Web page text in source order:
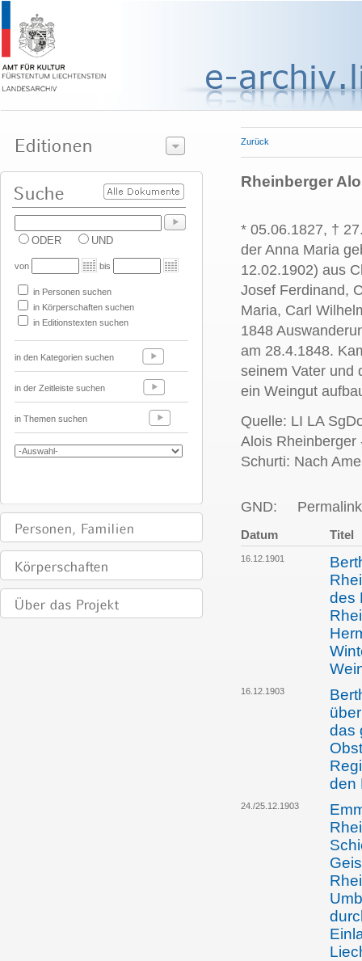
ODER UND
von bis
in Personen suchen
in Körperschaften suchen
in Editionstexten suchen
in den Kategorien suchen
in der Zeitleiste suchen
in Themen suchen
Zurück
Rheinberger
* 05.06.1827, †
der Anna Maria
12.02.1902) aus
Josef Ferdinand,
Maria, Carl
1848
am 28.4.1848.
seinem Vater und
ein Weingut
Quelle: LI LA
Alois Rheinberger
Schurti: Nach
GND:
Datum Titel
16.12.1901
des
16.12.1903
das
den
24./25.12.1903